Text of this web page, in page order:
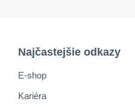
Najčastejšie odkazy
E-shop
Kariéra